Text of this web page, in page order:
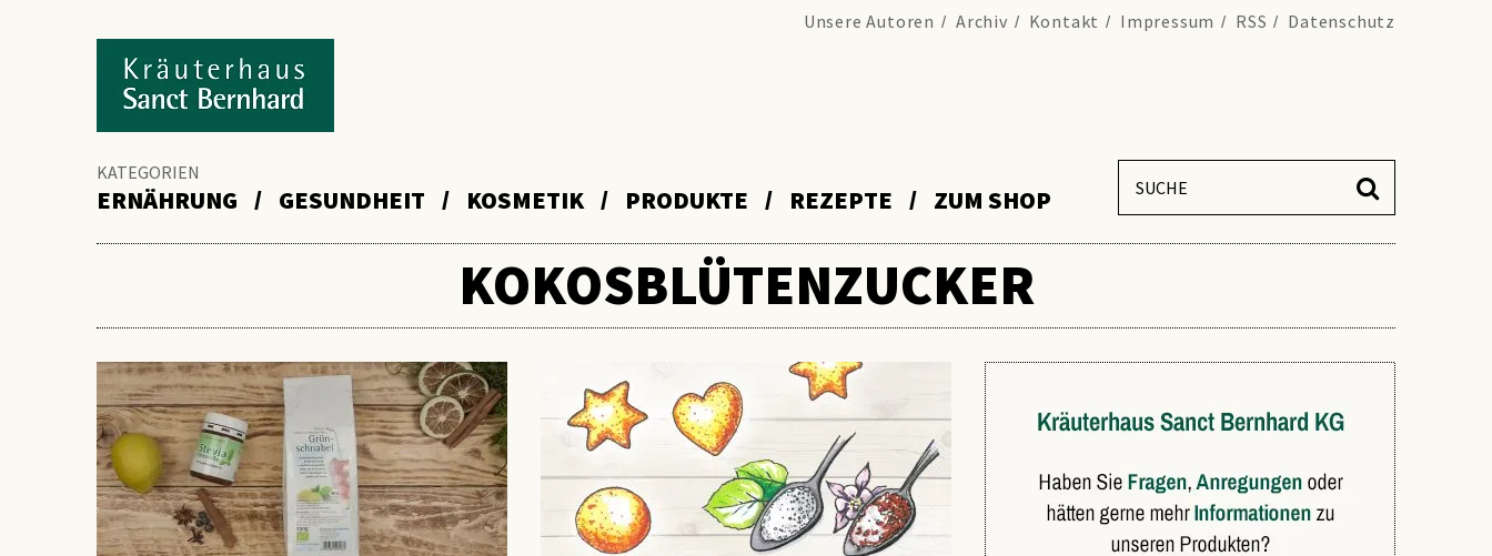
Unsere Autoren Archiv Kontakt Impressum RSS Datenschutz
KATEGORIEN
ERNÄHRUNG GESUNDHEIT KOSMETIK PRODUKTE REZEPTE ZUM SHOP
KOKOSBLÜTENZUCKER